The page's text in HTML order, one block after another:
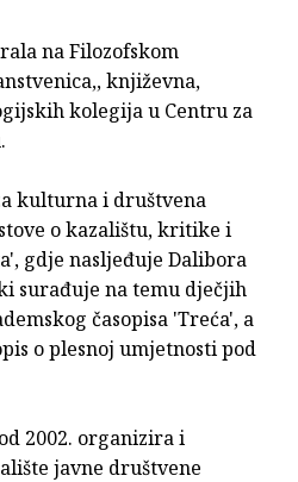
na Filozofskom
književna,
kolegija u Centru za
kulturna i društvena
o kazalištu, kritike i
gdje nasljeđuje Dalibora
surađuje na temu dječjih
časopisa 'Treća', a
o plesnoj umjetnosti pod
2002. organizira i
javne društvene